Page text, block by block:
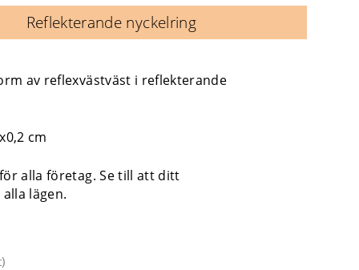
Reflekterande nyckelring
av reflexvästväst i reflekterande
cm
alla företag. Se till att ditt
lägen.
)